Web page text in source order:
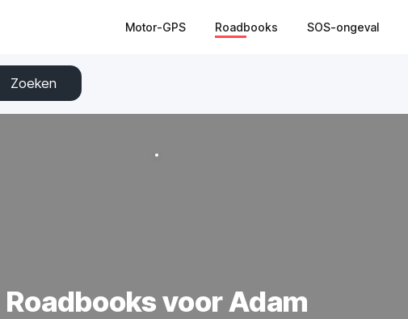
Motor-GPS Roadbooks SOS-ongeval
Zoeken
Roadbooks voor Adam